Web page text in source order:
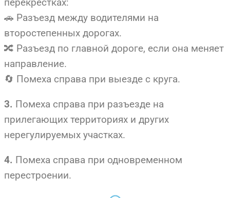
перекрёстках:
🚗 Разъезд между водителями на
второстепенных дорогах.
🔀 Разъезд по главной дороге, если она меняет
направление.
🔄 Помеха справа при выезде с круга.
3. Помеха справа при разъезде на
прилегающих территориях и других
нерегулируемых участках.
4. Помеха справа при одновременном
перестроении.